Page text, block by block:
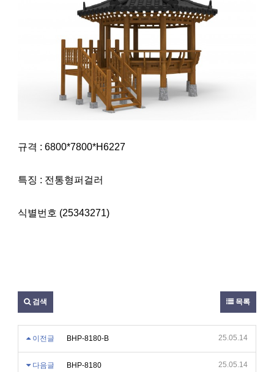
규격 : 6800*7800*H6227
특징 : 전통형퍼걸러
식별번호 (25343271)
검색 목록
이전글 BHP-8180-B 25.05.14
다음글 BHP-8180 25.05.14